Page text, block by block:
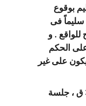
بوقوع
سليماً فى
للواقع . و
الحكم
على غير
( الطعن رقم 1677 لسنة 31 ق ، جلسة